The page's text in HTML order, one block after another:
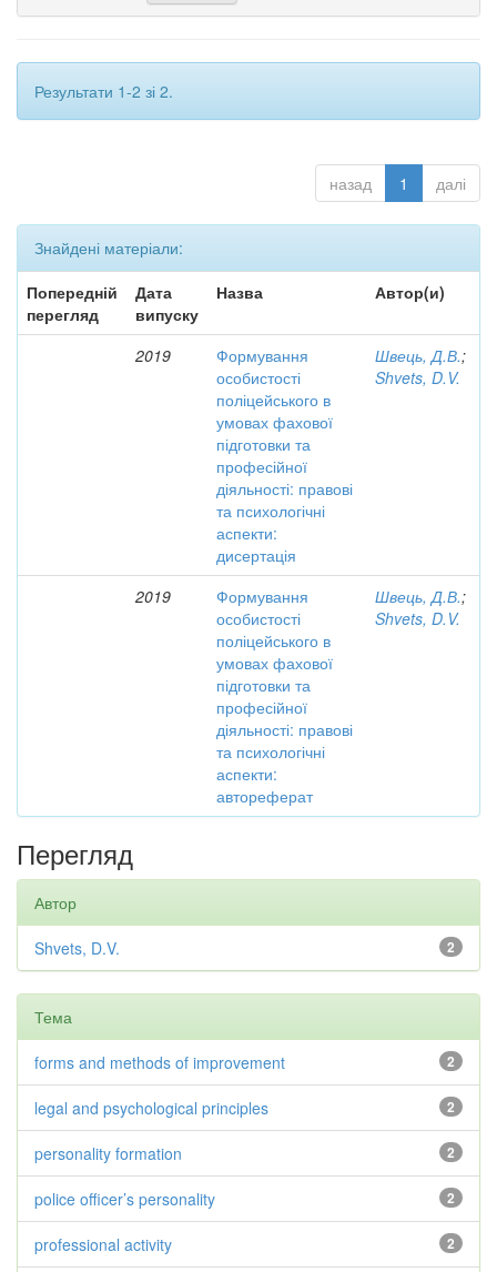
Результати 1-2 зі 2.
назад 1 далі
Знайдені матеріали:
Попередній
перегляд
Дата
випуску
Назва Автор(и)
2019
Формування
особистості
поліцейського в
умовах фахової
підготовки та
професійної
діяльності: правові
та психологічні
аспекти:
дисертація
Швець, Д.В.;
Shvets, D.V.
2019
Формування
особистості
поліцейського в
умовах фахової
підготовки та
професійної
діяльності: правові
та психологічні
аспекти:
автореферат
Швець, Д.В.;
Shvets, D.V.
Перегляд
Автор
2
Shvets, D.V.
Тема
2
forms and methods of improvement
2
legal and psychological principles
2
personality formation
2
police officer’s personality
2
professional activity